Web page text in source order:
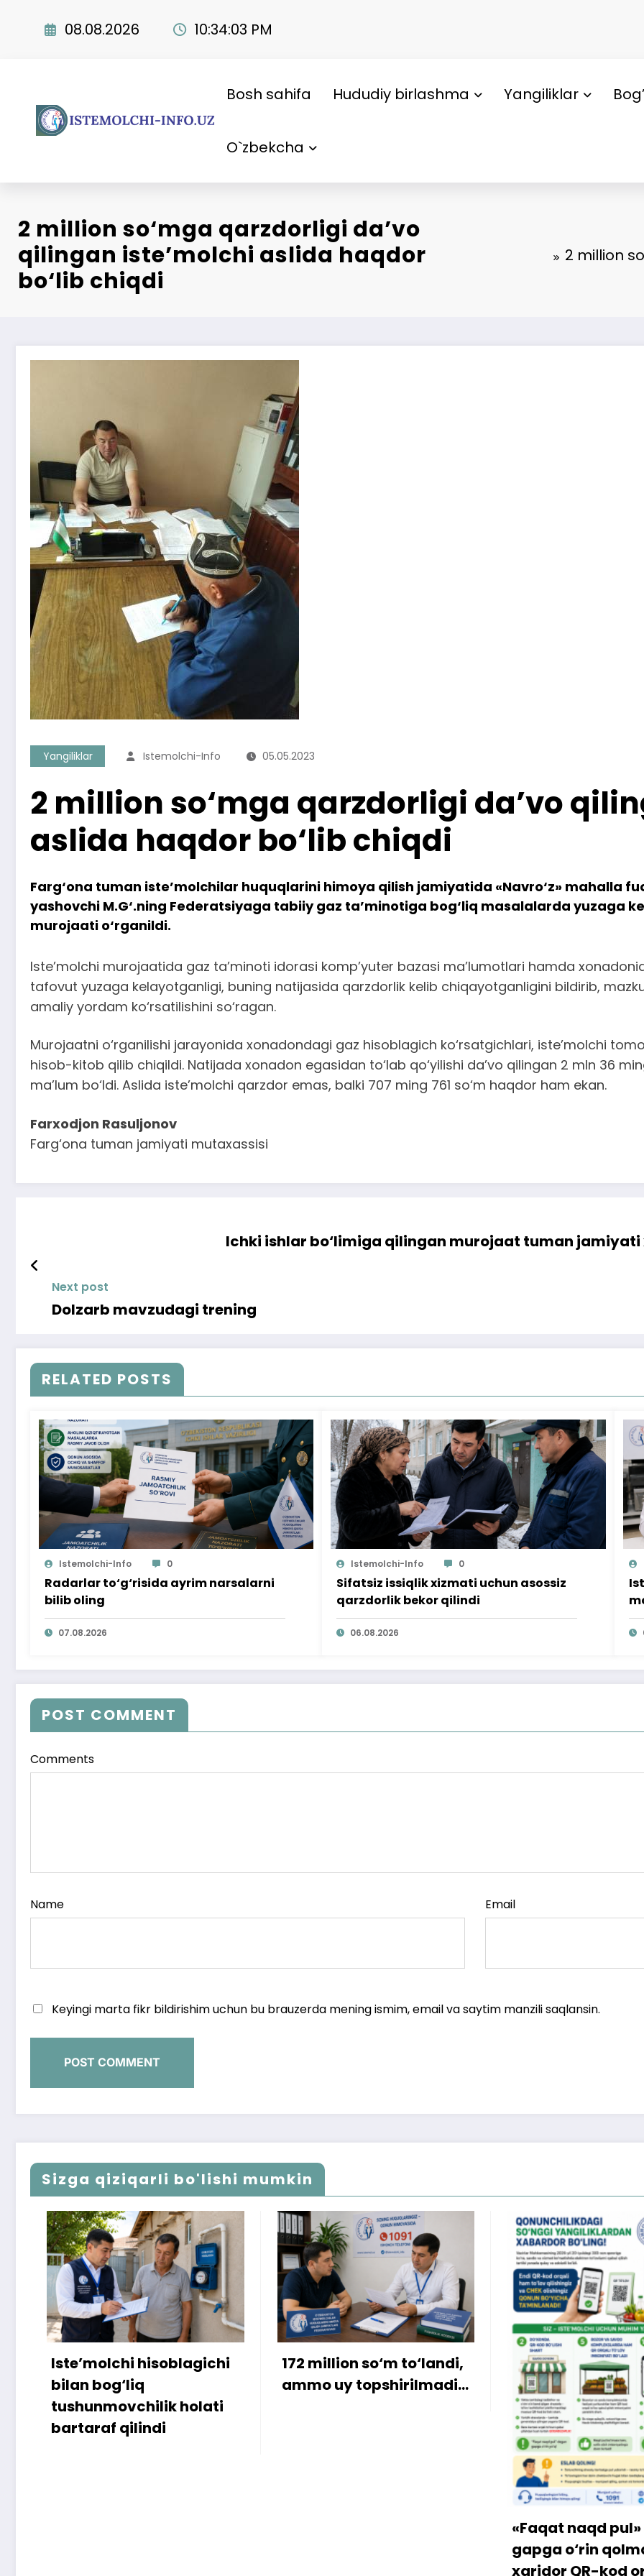
08.08.2026 10:34:04 PM
Bosh sahifa Hududiy birlashma Yangiliklar
O`zbekcha
2 million so‘mga qarzdorligi da’vo
qilingan iste’molchi aslida haqdor
bo‘lib chiqdi
2 million
Yangiliklar Istemolchi-Info 05.05.2023
2 million so‘mga qarzdorligi da’vo
aslida haqdor bo‘lib chiqdi
Farg‘ona tuman iste’molchilar huquqlarini himoya qilish jamiyatida «Navro‘z» mahalla
yashovchi M.G‘.ning Federatsiyaga tabiiy gaz ta’minotiga bog‘liq masalalarda yuzaga
murojaati o‘rganildi.
Iste’molchi murojaatida gaz ta’minoti idorasi komp’yuter bazasi ma’lumotlari hamda
tafovut yuzaga kelayotganligi, buning natijasida qarzdorlik kelib chiqayotganligini bildirib,
amaliy yordam ko‘rsatilishini so‘ragan.
Murojaatni o‘rganilishi jarayonida xonadondagi gaz hisoblagich ko‘rsatgichlari, iste’molchi
hisob-kitob qilib chiqildi. Natijada xonadon egasidan to‘lab qo‘yilishi da’vo qilingan 2 mln 36
ma’lum bo‘ldi. Aslida iste’molchi qarzdor emas, balki 707 ming 761 so‘m haqdor ham ekan.
Farxodjon Rasuljonov
Farg‘ona tuman jamiyati mutaxassisi
Ichki ishlar bo‘limiga qilingan murojaat tuman
Next post
Dolzarb mavzudagi trening
RELATED POSTS
Istemolchi-Info 0
Radarlar to‘g‘risida ayrim narsalarni
bilib oling
07.08.2026
Istemolchi-Info 0
Sifatsiz issiqlik xizmati uchun asossiz
qarzdorlik bekor qilindi
06.08.2026
POST COMMENT
Comments
Name Email
Keyingi marta fikr bildirishim uchun bu brauzerda mening ismim, email va saytim manzili saqlansin.
Sizga qiziqarli bo'lishi mumkin
Iste’molchi hisoblagichi
bilan bog‘liq
tushunmovchilik holati
bartaraf qilindi
172 million so‘m to‘landi,
ammo uy topshirilmadi…
«Faqat naqd pul»
gapga o‘rin
xaridor QR-kod